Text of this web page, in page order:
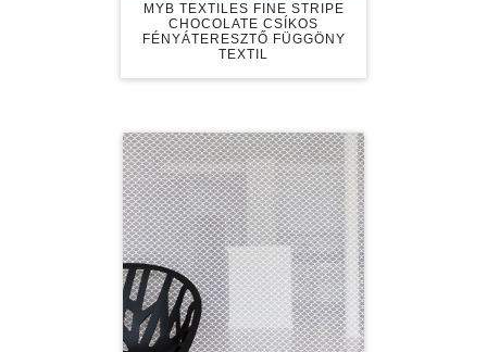
MYB TEXTILES FINE STRIPE
CHOCOLATE CSÍKOS
FÉNYÁTERESZTŐ FÜGGÖNY
TEXTIL